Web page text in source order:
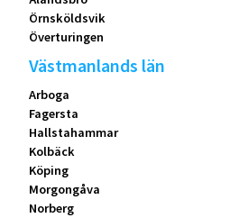
Örnsköldsvik
Överturingen
Västmanlands län
Arboga
Fagersta
Hallstahammar
Kolbäck
Köping
Morgongåva
Norberg